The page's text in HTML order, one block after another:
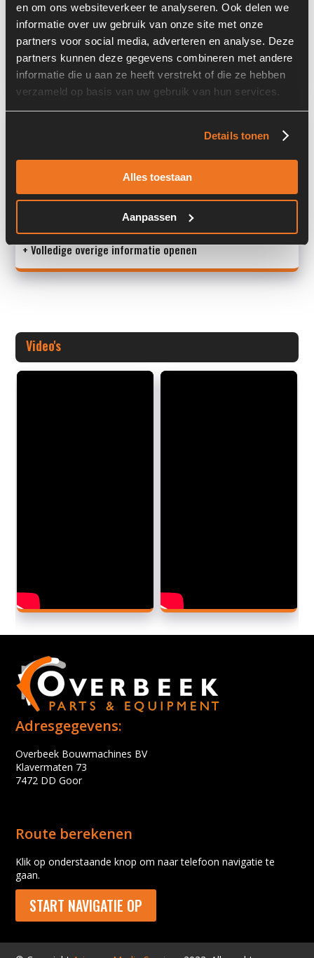
en om ons websiteverkeer te analyseren. Ook delen we
informatie over uw gebruik van onze site met onze
partners voor social media, adverteren en analyse. Deze
partners kunnen deze gegevens combineren met andere
informatie die u aan ze heeft verstrekt of die ze hebben
verzameld op basis van uw gebruik van hun services.
Details tonen
Alles toestaan
Aanpassen
Serienummer:
H2X263U08772
Past op de volgende machines:
Vögele VISION 5100-2/5103-2
Land:
Nederland
Type 2: HPV75-02
+ Volledige overige informatie openen
Video's
Adresgegevens:
Overbeek Bouwmachines BV
Klavermaten 73
7472 DD Goor
Route berekenen
Klik op onderstaande knop om naar telefoon navigatie te
gaan.
START NAVIGATIE OP